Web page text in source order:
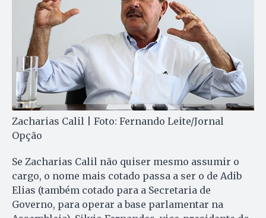
Zacharias Calil | Foto: Fernando Leite/Jornal
Opção
Se Zacharias Calil não quiser mesmo assumir o
cargo, o nome mais cotado passa a ser o de Adib
Elias (também cotado para a Secretaria de
Governo, para operar a base parlamentar na